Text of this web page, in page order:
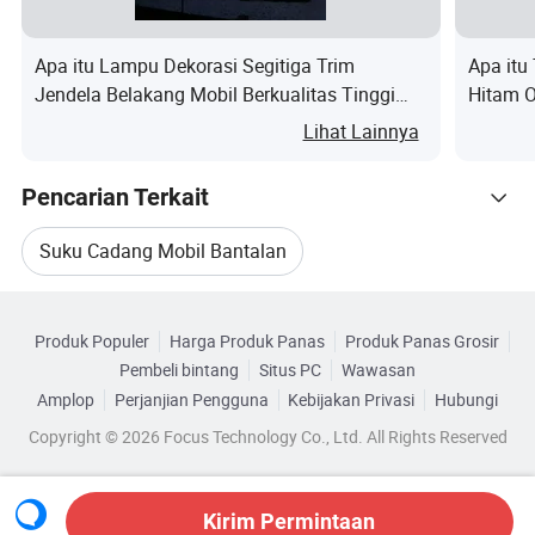
pelanggan. Baik Anda memerlukan produk atau produk
untuk menyediakan layanan unggul yang disesuaikan
Kami dengan hati-hati mengemas setiap produk di plastik,
karton, kotak kayu/Palet, atau menurut permintaan
pelanggan
1. Fokus pada suku cadang mobil untuk pengadaan 12 tahun
Berikan
nomor OE yang benar, pertanyaan cepat dan mudah
3.E-Catalog Offincid sebagai dukungan
Stok tersedia
Apa itu Lampu Dekorasi Segitiga Trim
Jendela Belakang Mobil Berkualitas Tinggi
Lihat Lainnya
Apa itu
Hitam
Pencarian Terkait
Suku Cadang Mobil Bantalan
Bagian Roda Poros Bantalan
Bearing Roda Untuk Mobil
Bantalan Hub Otomotif
Telusuri menurut Kategori
Produk Populer Harga Produk Panas
Produk Panas Grosir
Pembeli bintang
Situs PC
Wawasan
Amplop
Perjanjian Pengguna Kebijakan Privasi
Hubungi
Copyright © 2026 Focus Technology Co., Ltd. All Rights Reserved
Kirim Permintaan